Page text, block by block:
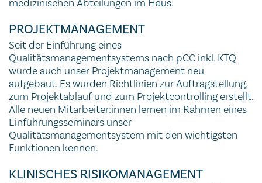
medizinischen Abteilungen im Haus.
PROJEKTMANAGEMENT
Seit der Einführung eines
Qualitätsmanagementsystems nach pCC inkl. KTQ
wurde auch unser Projektmanagement neu
aufgebaut. Es wurden Richtlinien zur Auftragstellung,
zum Projektablauf und zum Projektcontrolling erstellt.
Alle neuen Mitarbeiter:innen lernen im Rahmen eines
Einführungsseminars unser
Qualitätsmanagementsystem mit den wichtigsten
Funktionen kennen.
KLINISCHES RISIKOMANAGEMENT